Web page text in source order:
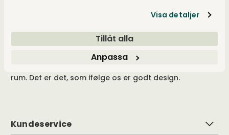
Visa detaljer
Tillåt alla
Anpassa
med alle vores indkøb, for at kunne tilbyde
hele tiden barren for vores mål og bliver
aldrig trætte i vores bestræbelse på at øge
oplevelsen ved hver kontakt med os. Visionen
rum. Det er det, som ifølge os er godt design.
Kundeservice